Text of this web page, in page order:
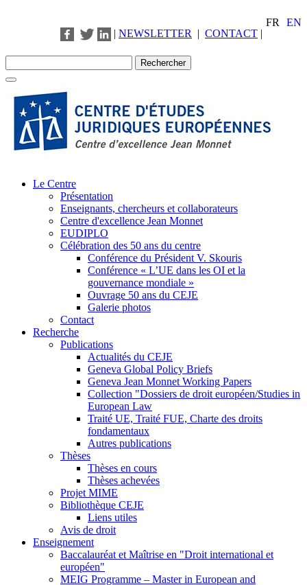
FR
EN
| NEWSLETTER | CONTACT |
Le Centre
Présentation
Enseignants, chercheurs et collaborateurs
Centre d'excellence Jean Monnet
EUDIPLO
Célébration des 50 ans du centre
Conférence du Président V. Skouris
Conférence « L’UE dans les OI et la
gouvernance mondiale »
Ouvrage 50 ans du CEJE
Galerie photos
Contact
Recherche
Publications
Actualités du CEJE
Geneva Global Policy Briefs
Geneva Jean Monnet Working Papers
Collection "Dossiers de droit européen/Studies in
European Law
Traité UE, Traité FUE, Charte des droits
fondamentaux
Autres publications
Thèses
Thèses en cours
Thèses achevées
Projet MIME
Bibliothèque CEJE
Liens utiles
Avis de droit
Enseignement
Baccalauréat et Maîtrise en "Droit international et
européen"
MEIG Programme – Master in European and